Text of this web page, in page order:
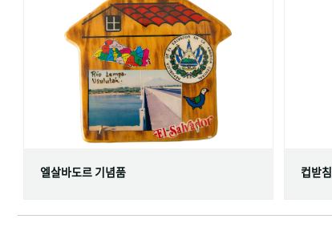
엘살바도르 기념품 컵받침